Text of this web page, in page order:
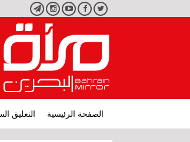
تويتر فيسبوكيوتيوبانستجرامتليجرام
الصفحة الرئيسية التعليق